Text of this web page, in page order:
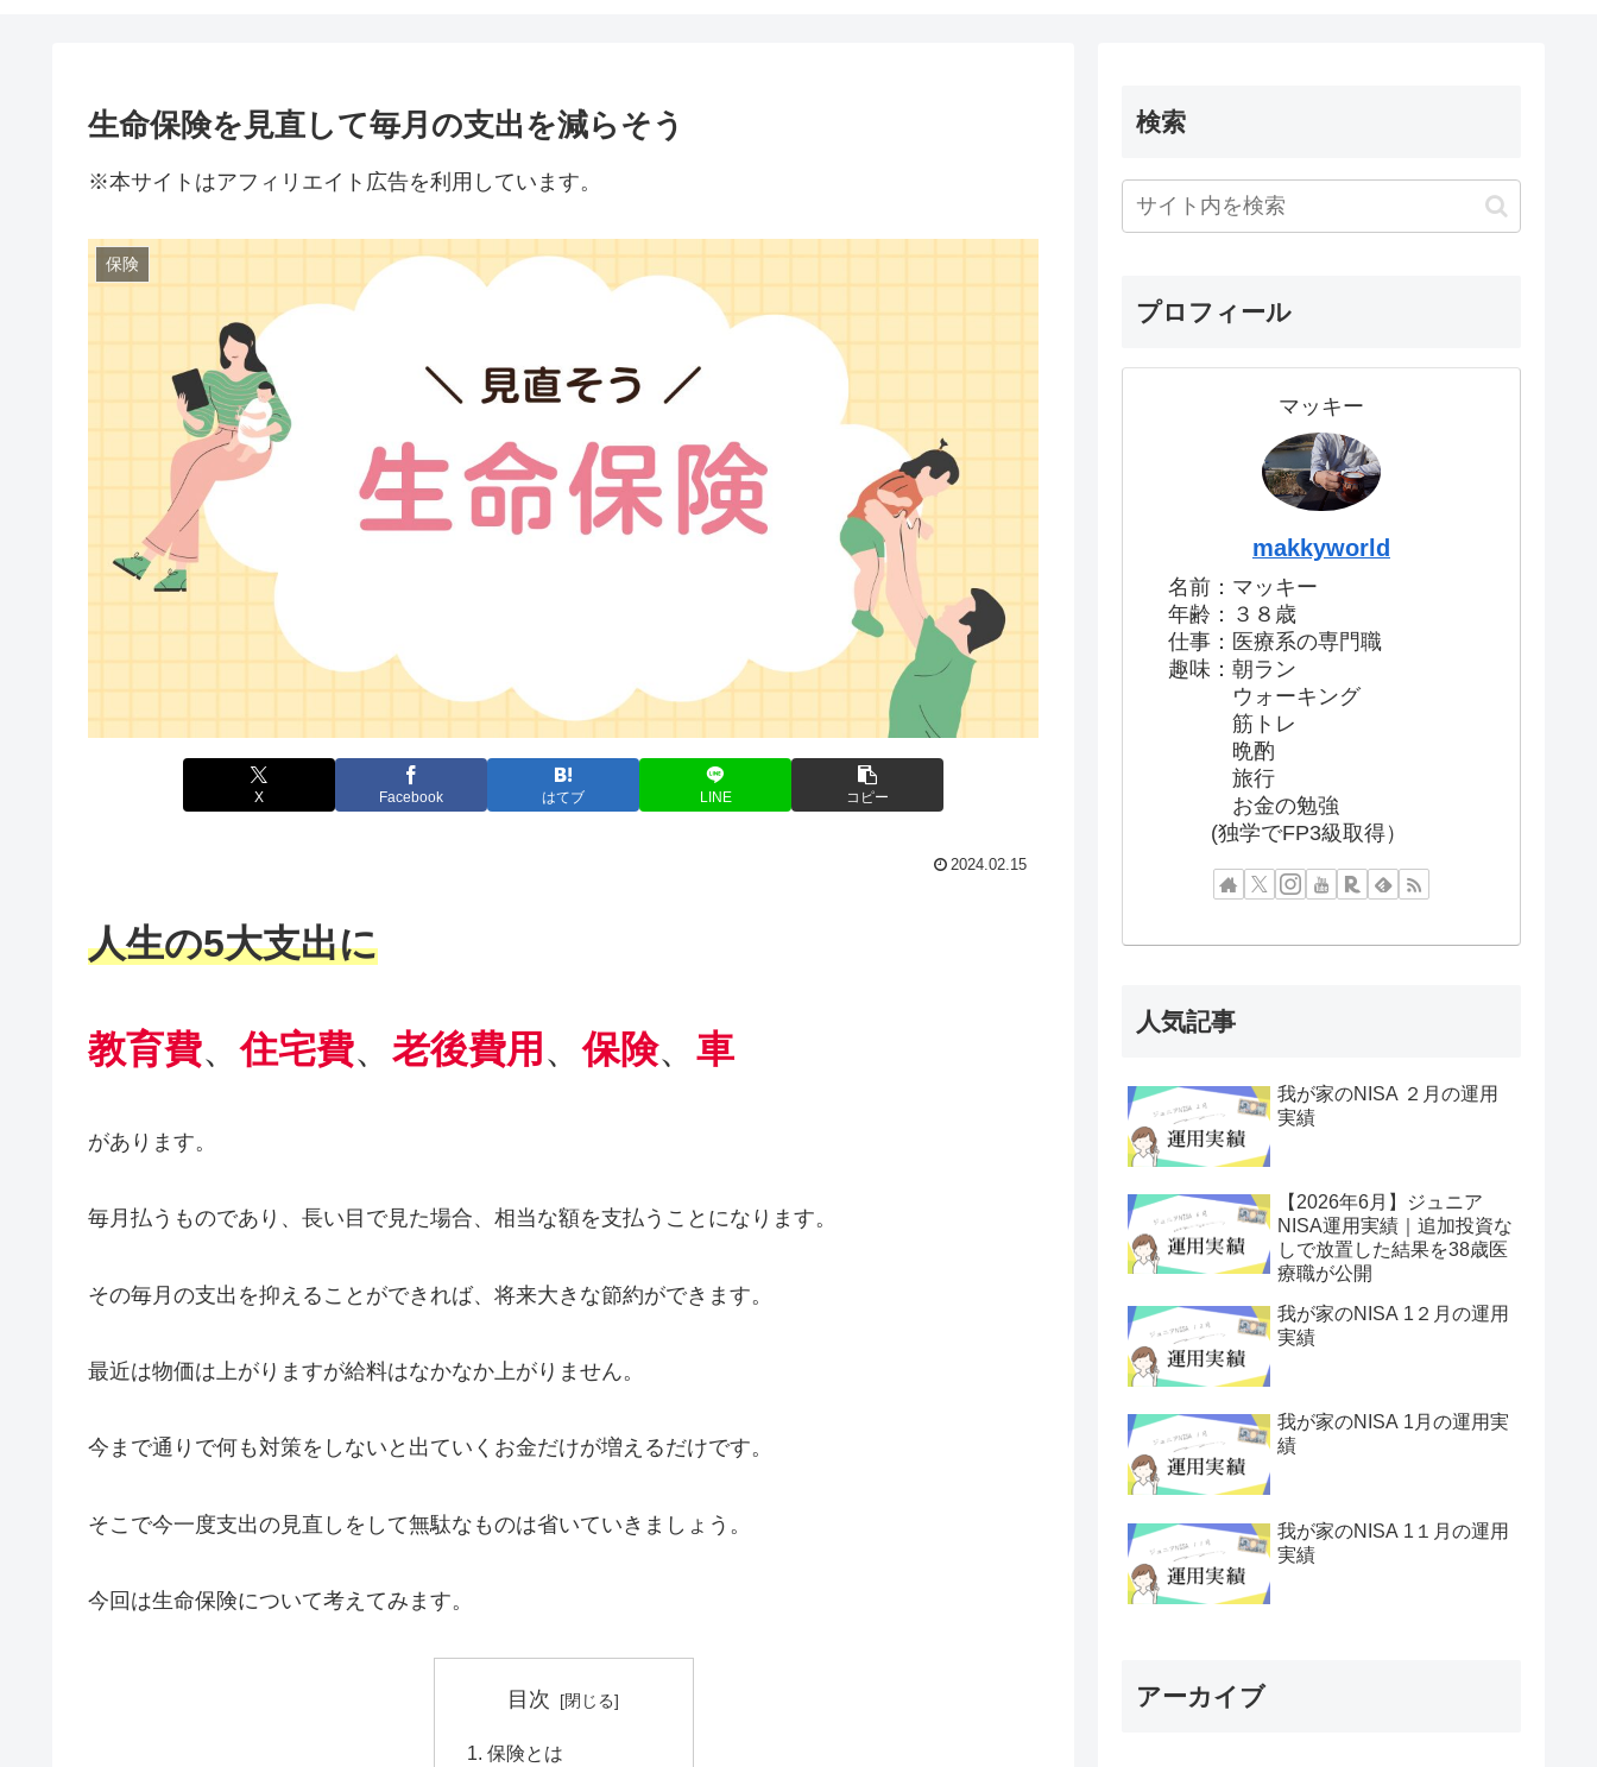
生命保険を見直して毎月の支出を減らそう
※本サイトはアフィリエイト広告を利用しています。
保険
X Facebook はてブ LINE コピー
2024.02.15
人生の5大支出に
教育費、住宅費、 老後費用 、保険、 車
があります。
毎月払うものであり、長い目で見た場合、相当な額を支払うことになります。
その毎月の支出を抑えることができれば、将来大きな節約ができます。
最近は物価は上がりますが給料はなかなか上がりません。
今まで通りで何も対策をしないと出ていくお金だけが増えるだけです。
そこで今一度支出の見直しをして無駄なものは省いていきましょう。
今回は生命保険について考えてみます。
目次
保険とは
検索
プロフィール
マッキー
makkyworld
名前：マッキー
年齢：３８歳
仕事：医療系の専門職
趣味：朝ラン
ウォーキング
筋トレ
晩酌
旅行
お金の勉強
(独学でFP3級取得）
人気記事
我が家のNISA ２月の運用
実績
【2026年6月】ジュニア
NISA運用実績｜追加投資な
しで放置した結果を38歳医
療職が公開
我が家のNISA 1２月の運用
実績
我が家のNISA 1月の運用実
績
我が家のNISA 1１月の運用
実績
アーカイブ